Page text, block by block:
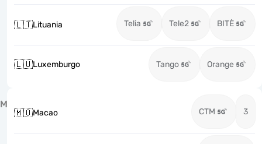
🇱🇹Lituania Telia Tele2 BITĖ
🇱🇺Luxemburgo Tango Orange
M
🇲🇴Macao CTM 3